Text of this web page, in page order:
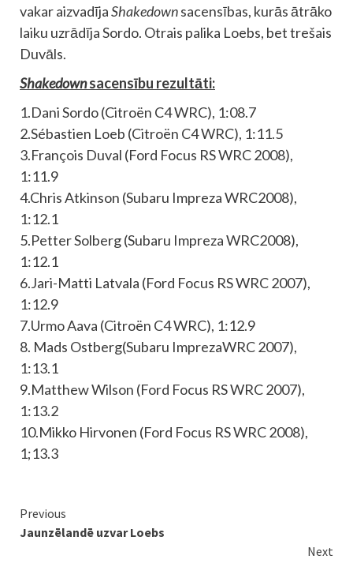
vakar aizvadījaShakedownsacensības, kurās ātrāko
laiku uzrādīja Sordo. Otrais palika Loebs, bet trešais
Duvāls.
Shakedownsacensību rezultāti:
1.Dani Sordo (Citroën C4 WRC), 1:08.7
2.Sébastien Loeb (Citroën C4 WRC), 1:11.5
3.François Duval (Ford Focus RS WRC 2008),
1:11.9
4.Chris Atkinson (Subaru Impreza WRC2008),
1:12.1
5.Petter Solberg (Subaru Impreza WRC2008),
1:12.1
6.Jari-Matti Latvala (Ford Focus RS WRC 2007),
1:12.9
7.Urmo Aava (Citroën C4 WRC), 1:12.9
8. Mads Ostberg(Subaru ImprezaWRC 2007),
1:13.1
9.Matthew Wilson (Ford Focus RS WRC 2007),
1:13.2
10.Mikko Hirvonen (Ford Focus RS WRC 2008),
1;13.3
Continue
Reading
Previous
Jaunzēlandē uzvar Loebs
Next